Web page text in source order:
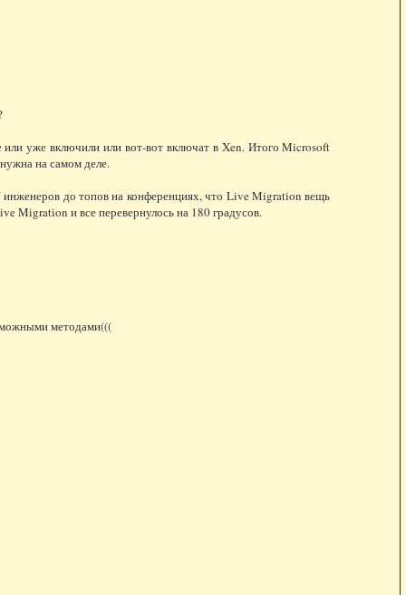
уже включили или вот-вот включат в Xen. Итого Microsoft
на самом деле.
до топов на конференциях, что Live Migration вещь
Migration и все перевернулось на 180 градусов.
методами(((